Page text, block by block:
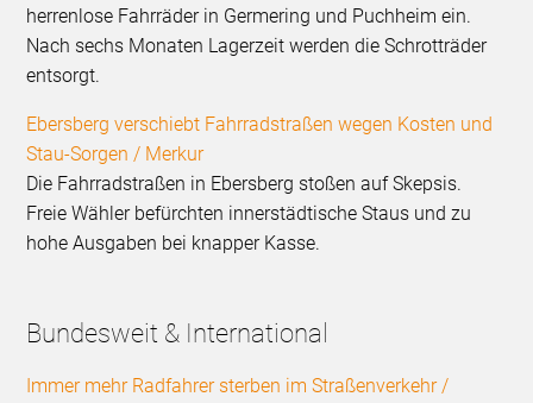
herrenlose Fahrräder in Germering und Puchheim ein.
Nach sechs Monaten Lagerzeit werden die Schrotträder
entsorgt.
Ebersberg verschiebt Fahrradstraßen wegen Kosten und
Stau-Sorgen / Merkur
Die Fahrradstraßen in Ebersberg stoßen auf Skepsis.
Freie Wähler befürchten innerstädtische Staus und zu
hohe Ausgaben bei knapper Kasse.
Bundesweit & International
Immer mehr Radfahrer sterben im Straßenverkehr /